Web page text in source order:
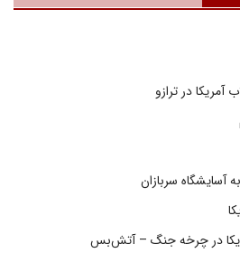
در ترازو
آسایشگاه سربازان
در چرخه جنگ – آتش‌بس